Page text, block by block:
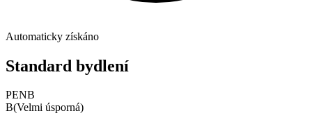
Automaticky získáno
Standard bydlení
PENB
B(Velmi úsporná)